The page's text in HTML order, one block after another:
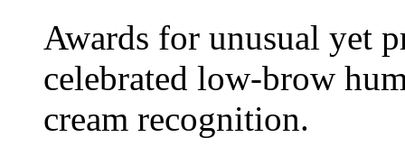
Awards for unusual yet
celebrated low-brow
cream recognition.